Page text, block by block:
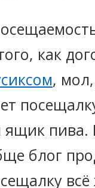
как
,
ящик пива.
блог